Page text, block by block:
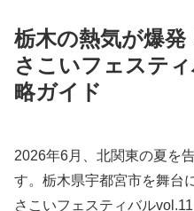
栃木の熱気が爆発
さこいフェステ
略ガイド
2026年6月、北関東の夏を
す。栃木県宇都宮市を舞台
さこいフェスティバル